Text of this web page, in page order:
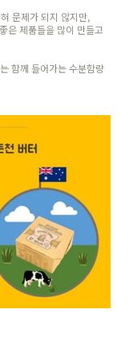
문제가 되지 않지만,
은 제품들을 많이 만들고
함께 들어가는 수분함량